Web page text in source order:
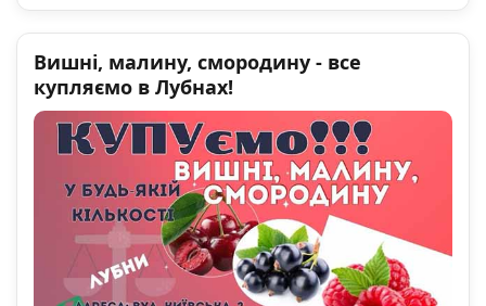
Вишні, малину, смородину - все
купляємо в Лубнах!